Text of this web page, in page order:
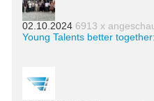
02.10.2024 6913 x
Young Talents better